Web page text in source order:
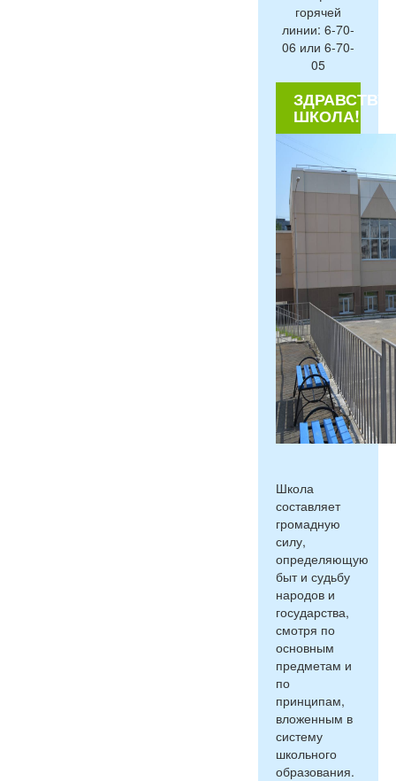
горячей
линии: 6-70-
06 или 6-70-
05
ШКОЛА!
Школа
составляет
громадную
силу,
определяющую
быт и судьбу
народов и
государства,
смотря по
основным
предметам и
по
принципам,
вложенным в
систему
школьного
образования.